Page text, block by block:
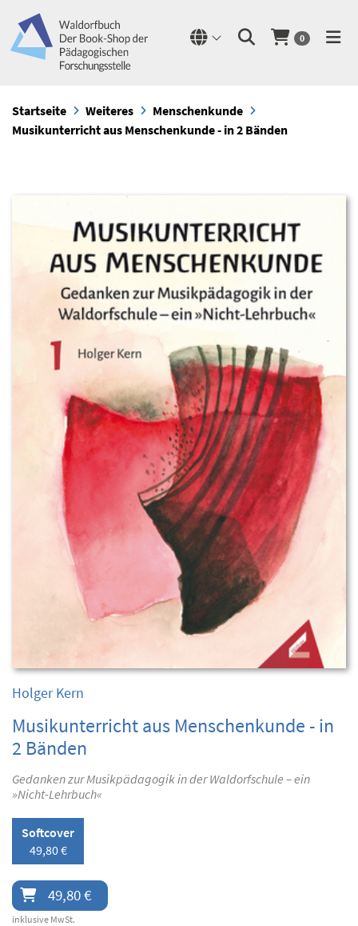
0
Startseite Weiteres
Menschenkunde
Musikunterricht aus Menschenkunde - in 2 Bänden
Holger Kern
Musikunterricht aus Menschenkunde - in
2 Bänden
Gedanken zur Musikpädagogik in der Waldorfschule – ein
»Nicht-Lehrbuch«
Softcover
49,80 €
49,80 €
inklusive MwSt.